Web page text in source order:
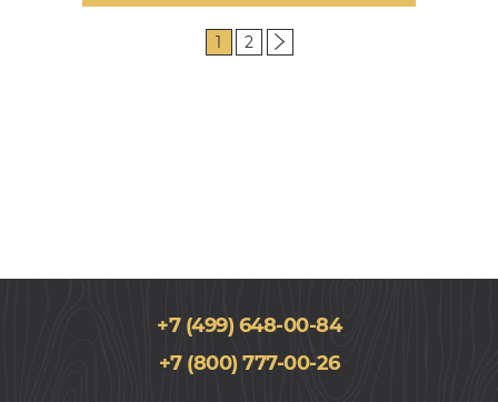
1 2
+7 (499) 648-00-84
+7 (800) 777-00-26